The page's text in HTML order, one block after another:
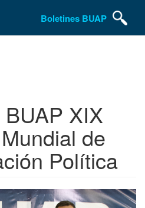
Boletines BUAP
XIX
de
Política